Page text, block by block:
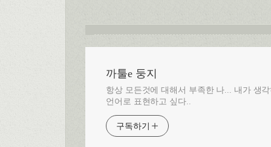
까툴e 둥지
항상 모든것에 대해서 부족한 나... 내가 생
언어로 표현하고 싶다..
구독하기